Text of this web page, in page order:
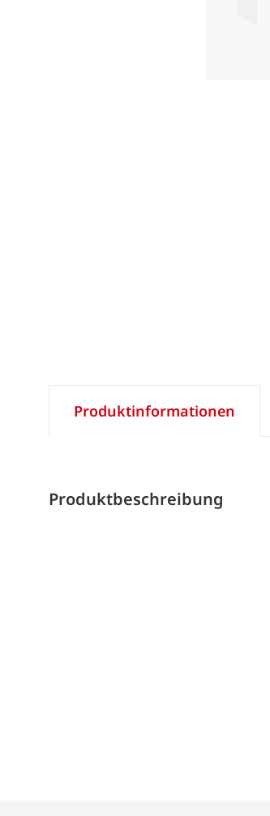
Produktinformationen
Produktbeschreibung